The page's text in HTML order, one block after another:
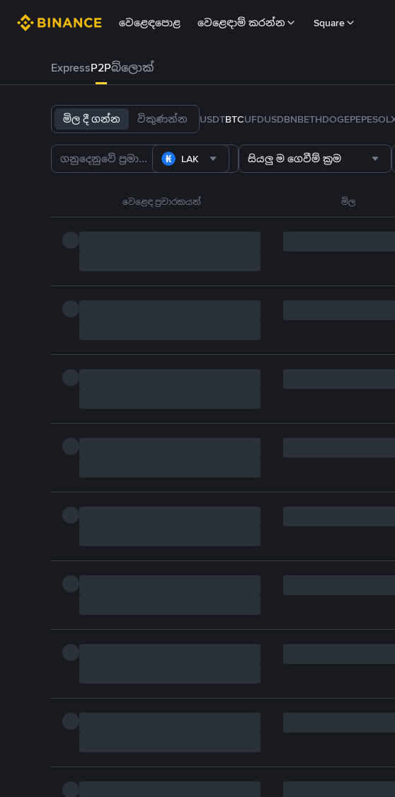
වෙළෙඳපොළ වෙළෙඳාම් කරන්න Square
ExpressP2Pබ්ලොක්
මිල දී ගන්න විකුණන්න USDTBTCUFDUSDBNBETHDOGEPEPESOL
LAK සියලු ම ගෙවීම් ක්‍රම
වෙළෙඳ ප්‍රචාරකයන් මිල